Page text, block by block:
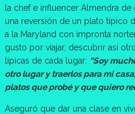
la chef e influencer Almendra
una reversión de un plato típico
a la Maryland con impronta
gusto por viajar, descubrir así
típicas de cada lugar: “Soy
otro lugar y traerlos para mi
platos que probé y que quiero
Aseguró que dar una clase en